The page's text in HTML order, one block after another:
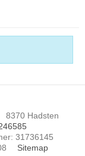
8370 Hadsten
: 31736145
Sitemap